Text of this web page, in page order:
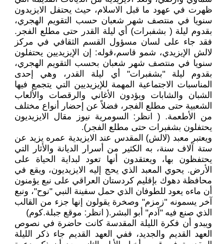
ظهرت في عهود ما قبل الاسلام، حيث يحتفل الايزيدون
سنويا في منتصف شهر شعبان حسب التقويم الهجري،
بقدوم ليلة ( بشفبرات) أي ليلة القدر حتى مطلع الفجر.
فقد جاء على لسان مسؤول القسم الثقافي في مركز
لالش الإيزيدي، شمو قاسم،قوله: إن الإيزيديين يحتفلون
سنويا في منتصف شهر شعبان بحسب التقويم الهجري،
بقدوم ليلة "بشفبرات" أي ليلة القدر، وهي إحدى
المناسبات الاجتماعية المهمة للإيزيديين التي يتجمع فيها
الشبان والشابات ويؤدون الأغاني والرقصات والألعاب
الشعبية حتى مطلع الفجر، فضلاً عن إحضار أنواع مختلف
من الأطعمة. ( انظر: السومرية نيوز مقال الايزيديون
يحتفلون بشفبرات حتى مطلع الفجر).
ويعتبر معبد (لالش) المقدس عند الايزيدية عمره يزيد عن
ستة آلاف سنة، به الكثير من أسرار الديانة والأثار التي
يحتفظون بها، ويعتقدون أنها تعود لبداية الحياة على
الأرض. يحوي المعبد الذي يحج إليه الايزيديون، ويقع في
محافظة دهوك بإقليم كردستان العراقي على نبع يؤمنون
أن ماءه يعود للطوفان الذي حمل سفينة النبي "نوح"، ونبع
آخر يسمونه "زمزم" وصخرة يقولون إنها جزء من القالب
الذي صنع فيه "آدم" أبو البشر.( انظر: موقع جبلة.كوم)
ويبدو أن فكرة الليلة المقدسة كانت حاضرة في نصوص
العهد القديم والجديد، ففي العهد القديم جاء ذكر الليلة